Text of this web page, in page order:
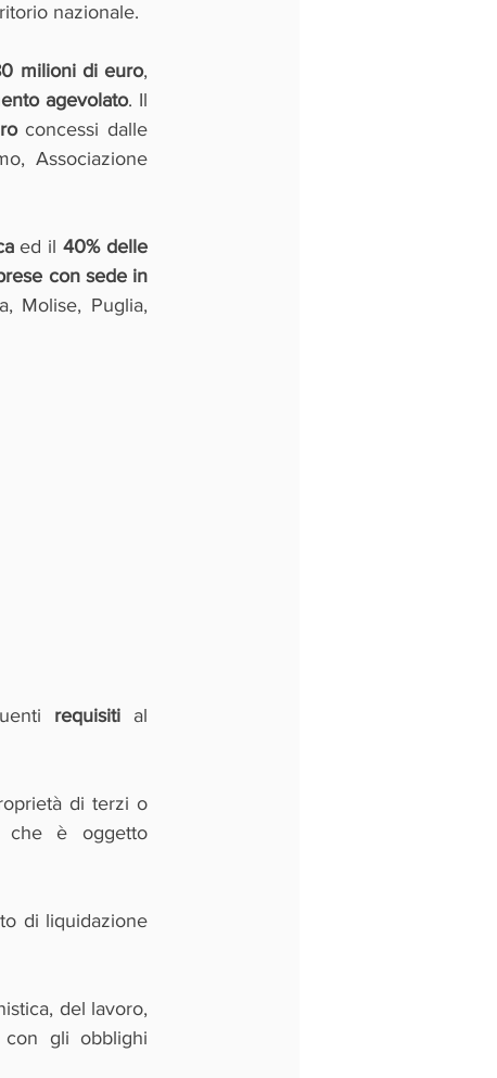
nazionale.
milioni di euro,
agevolato. Il
concessi dalle
Associazione
ed il 40% delle
con sede in
Molise, Puglia,
requisiti al
di terzi o
che è oggetto
di liquidazione
del lavoro,
con gli obblighi